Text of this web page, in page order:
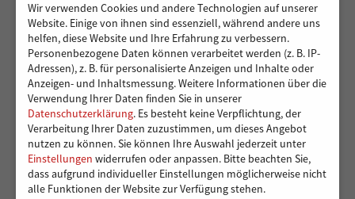
03-Arche-
Sommerferienprogramm-
finanziert-von-Hörer-helfen-
Kindern
04-Arche-
Sommerferienprogramm-
finanziert-von-Hörer-helfen-
Kindern
Wir verwenden Cookies und andere Technologien auf unserer
Website. Einige von ihnen sind essenziell, während andere uns
helfen, diese Website und Ihre Erfahrung zu verbessern.
Personenbezogene Daten können verarbeitet werden (z. B. IP-
Adressen), z. B. für personalisierte Anzeigen und Inhalte oder
Anzeigen- und Inhaltsmessung.Weitere Informationen über die
Verwendung Ihrer Daten finden Sie in unserer
Datenschutzerklärung. Es besteht keine Verpflichtung, der
Verarbeitung Ihrer Daten zuzustimmen, um dieses Angebot
nutzen zu können.Sie können Ihre Auswahl jederzeit unter
Einstellungen widerrufen oder anpassen. Bitte beachten Sie,
dass aufgrund individueller Einstellungen möglicherweise nicht
alle Funktionen der Website zur Verfügung stehen.